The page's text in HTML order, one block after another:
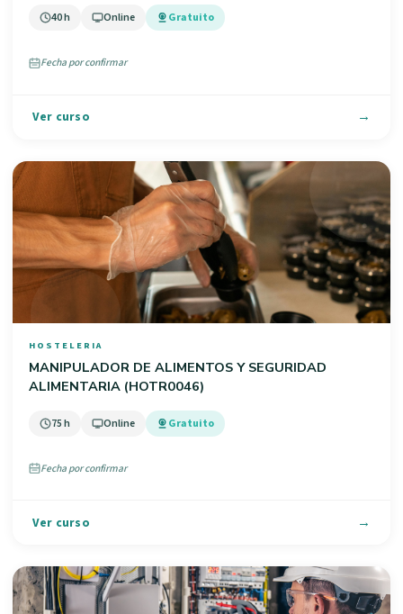
40 h Online Gratuito
Fecha por confirmar
Ver curso
HOSTELERIA
MANIPULADOR DE ALIMENTOS Y SEGURIDAD
ALIMENTARIA (HOTR0046)
75 h Online Gratuito
Fecha por confirmar
Ver curso